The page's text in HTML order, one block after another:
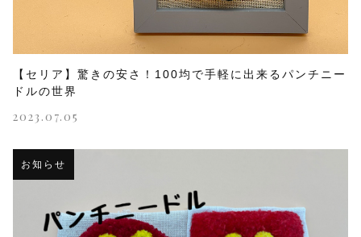
【セリア】驚きの安さ！100均で手軽に出来るパンチニー
ドルの世界
2023.07.05
お知らせ